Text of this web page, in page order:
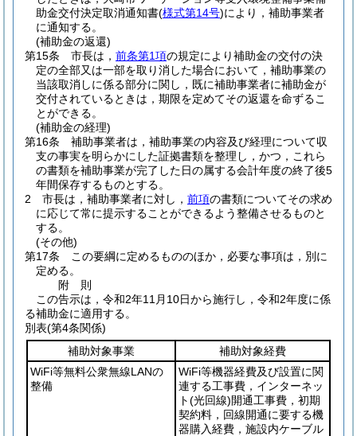
助金交付決定取消通知書(様式第14号)により，補助事業者
に通知する。
(補助金の返還)
第15条
市長は， 前条第1項の規定により補助金の交付の決
定の全部又は一部を取り消した場合において，補助事業の
当該取消しに係る部分に関し，既に補助事業者に補助金が
交付されているときは，期限を定めてその返還を命ずるこ
とができる。
(補助金の経理)
第16条
補助事業者は，補助事業の内容及び経理について収
支の事実を明らかにした証拠書類を整理し，かつ，これら
の書類を補助事業が完了した日の属する会計年度の終了後5
年間保存するものとする。
2
市長は，補助事業者に対し， 前項の書類についてその求め
に応じて常に提示することができるよう整備させるものと
する。
(その他)
第17条
この要綱に定めるもののほか，必要な事項は，別に
定める。
附 則
この告示は，令和2年11月10日から施行し，令和2年度に係
る補助金に適用する。
別表(第4条関係)
補助対象事業
補助対象経費
WiFi等無料公衆無線LANの
整備
WiFi等機器経費及び設置に関
連する工事費，インターネッ
ト(光回線)開通工事費，初期
契約料，回線開通に要する機
器購入経費，施設内ケーブル